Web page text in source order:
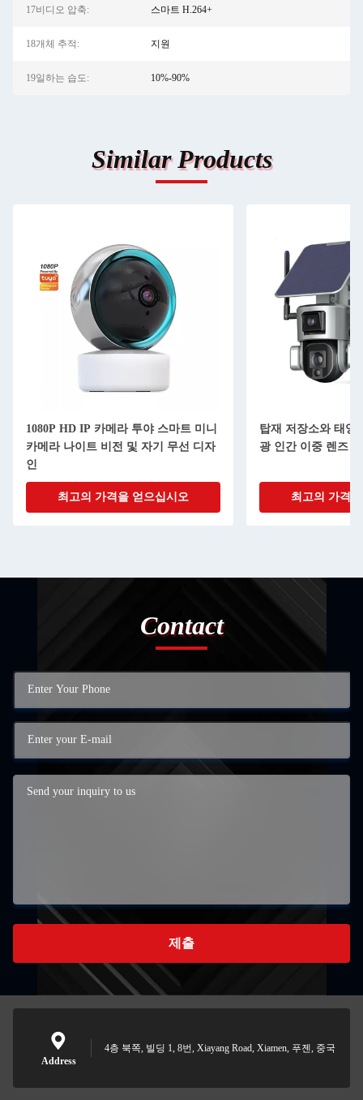
17비디오 압축: 스마트 H.264+
18개체 추적: 지원
19일하는 습도: 10%-90%
Similar Products
1080P HD IP 카메라 투야 스마트 미니
카메라 나이트 비전 및 자기 무선 디자
인
최고의 가격을 얻으십시오
탑재 저장소와 태양
광 인간 이중 렌즈
최고의 가격
Contact
제출
Address
4층 북쪽, 빌딩 1, 8번, Xiayang Road, Xiamen, 푸젠, 중국